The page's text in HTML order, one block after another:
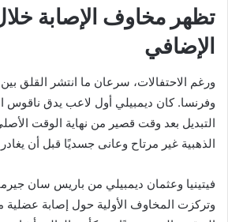
تظهر مخاوف الإصابة
الإضافي
ورغم الاحتفالات، سرعان ما انتشر القلق
وفرنسا. كان ديمبيلي أول لاعب يدق
التبديل بعد وقت قصير من نهاية الوقت
الذهبية غير مرتاح وعانى جسديًا قبل أن
فيتينيا وعثمان ديمبيلي من باريس سان
وتركزت المخاوف الأولية حول إصابة